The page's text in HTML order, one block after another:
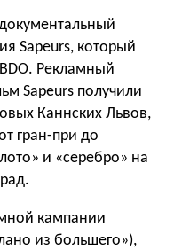
Sapeurs, который
Рекламный
Sapeurs получили
Каннских Львов,
гран-при до
и «серебро» на
кампании
из большего»),